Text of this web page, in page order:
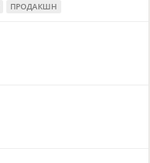
ПРОДАКШН